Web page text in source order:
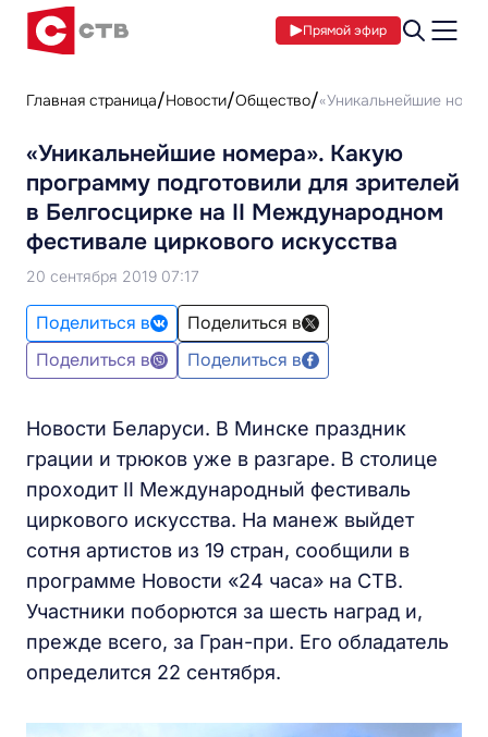
Прямой эфир
Главная страница Новости Общество «Уникальнейшие
«Уникальнейшие номера». Какую
программу подготовили для зрителей
в Белгосцирке на II Международном
фестивале циркового искусства
20 сентября 2019 07:17
Поделиться в
Поделиться в
Поделиться в
Поделиться в
Новости Беларуси. В Минске праздник
грации и трюков уже в разгаре. В столице
проходит II Международный фестиваль
циркового искусства. На манеж выйдет
сотня артистов из 19 стран, сообщили в
программе Новости «24 часа» на СТВ.
Участники поборются за шесть наград и,
прежде всего, за Гран-при. Его обладатель
определится 22 сентября.